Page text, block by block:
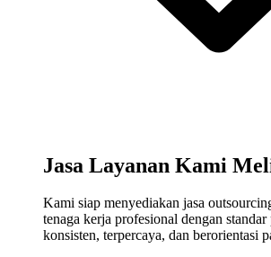
Jasa Layanan Kami
Kami siap menyediakan jasa
tenaga kerja profesional dengan
konsisten, terpercaya, dan berorientasi